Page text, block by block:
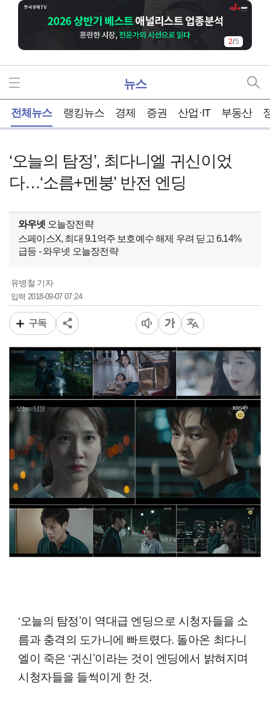
2/5
뉴스
전체뉴스 랭킹뉴스 경제 증권 산업·IT 부동산
‘오늘의 탐정’, 최다니엘 귀신이었
다…‘소름+멘붕’ 반전 엔딩
와우넷 오늘장전략
스페이스X, 최대 9.1억주 보호예수 해제 우려 딛고 6.14%
급등 - 와우넷 오늘장전략
유병철 기자
입력2018-09-07 07:24
구독
‘오늘의 탐정’이 역대급 엔딩으로 시청자들을 소
름과 충격의 도가니에 빠트렸다. 돌아온 최다니
엘이 죽은 ‘귀신’이라는 것이 엔딩에서 밝혀지며
시청자들을 들썩이게 한 것.